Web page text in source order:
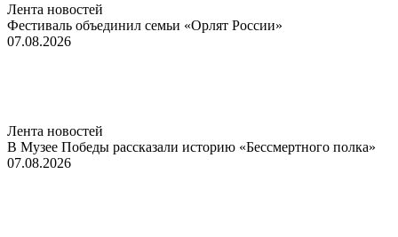
Лента новостей
Фестиваль объединил семьи «Орлят России»
07.08.2026
Лента новостей
В Музее Победы рассказали историю «Бессмертного полка»
07.08.2026